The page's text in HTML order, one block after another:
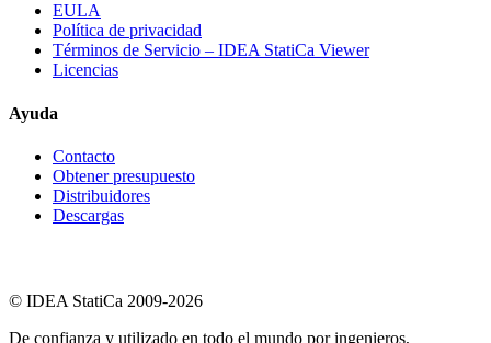
EULA
Política de privacidad
Términos de Servicio – IDEA StatiCa Viewer
Licencias
Ayuda
Contacto
Obtener presupuesto
Distribuidores
Descargas
© IDEA StatiCa 2009-2026
De confianza y utilizado en todo el mundo por ingenieros,